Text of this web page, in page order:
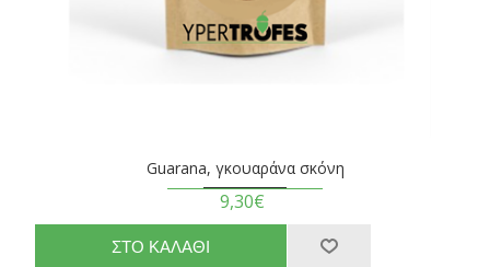
Guarana, γκουαράνα σκόνη
9,30€